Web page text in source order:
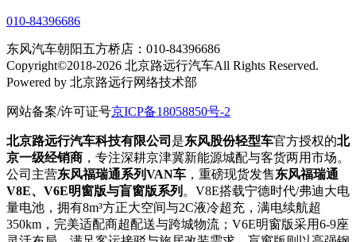
010-84396686
东风汽车朝阳五方桥店：010-84396686
Copyright©2018-2026 北京路远行汽车All Rights Reserved.
Powered by 北京路远行网络技术部
网站备案/许可证号京ICP备18058850号-2
北京路远行汽车科技有限公司 是东风股份轻型车官方授权的北
京一级经销商 ，专注深耕京津冀新能源城配与客货两用市场。
公司主营东风福瑞通系列VAN车 ，重磅现货发售东风福瑞通
V8E、V6E明窗版与盲窗版系列 。V8E搭载宁德时代/弗迪大电
量电池，拥有8m³方正大空间与2C液冷超充，满电续航超
350km，完美适配商超配送与跨城物流；V6E明窗版采用6-9座